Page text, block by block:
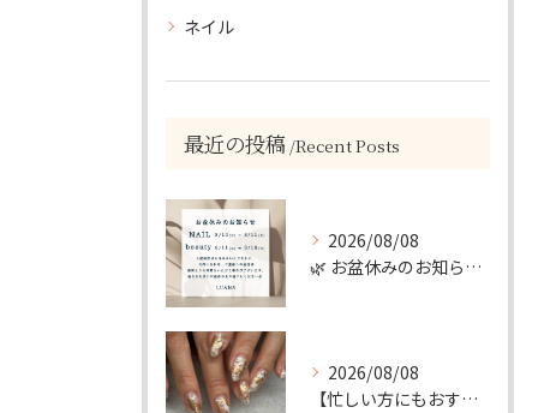
ネイル
最近の投稿 Recent Posts
2026/08/08
🌿 お盆休みのお知らせ 🌿
2026/08/08
【忙しい方にもおすすめ】ゴールド＆ホワイトの大人ニュアンスホイルネイル